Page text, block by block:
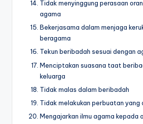
Tidak menyinggung perasaan
agama
Bekerjasama dalam menjaga
beragama
Tekun beribadah sesuai dengan
Menciptakan suasana taat
keluarga
Tidak malas dalam beribadah
Tidak melakukan perbuatan yang
Mengajarkan ilmu agama kepada